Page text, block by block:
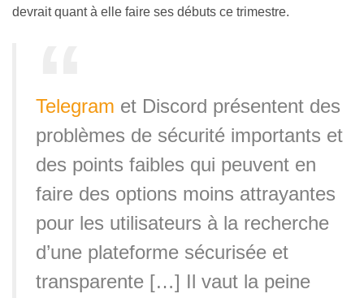
devrait quant à elle faire ses débuts ce trimestre.
Telegram et Discord présentent des
problèmes de sécurité importants et
des points faibles qui peuvent en
faire des options moins attrayantes
pour les utilisateurs à la recherche
d’une plateforme sécurisée et
transparente […] Il vaut la peine